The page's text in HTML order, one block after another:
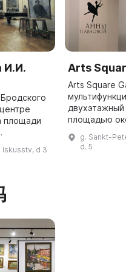
И.И.
площади
в
d 3
Arts
Arts Square
площадью
g. Sankt-
d. 5